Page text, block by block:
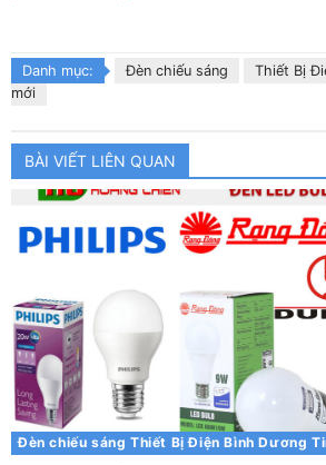
Danh mục: Đèn chiếu sáng Thiết Bị
mới
BÀI VIẾT LIÊN QUAN
Đèn chiếu sáng Thiết Bị Điện Bình Dương